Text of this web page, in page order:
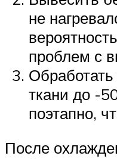
не
проблем с
ткани до -
поэтапно,
После